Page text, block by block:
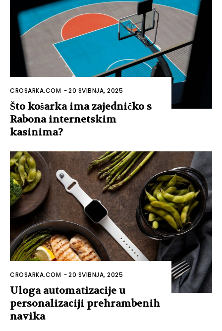
CROSARKA.COM -20 SVIBNJA, 2025
Što košarka ima zajedničko s
Rabona internetskim
kasinima?
CROSARKA.COM -20 SVIBNJA, 2025
Uloga automatizacije u
personalizaciji prehrambenih
navika